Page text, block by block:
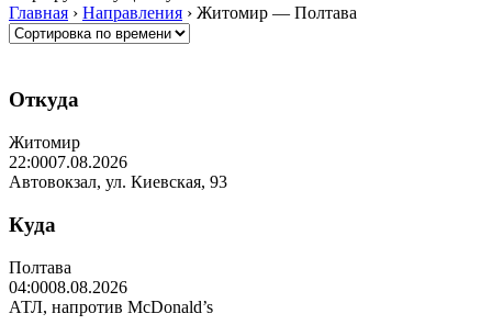
Главная › Направления › Житомир — Полтава
Откуда
Житомир
22:0007.08.2026
Автовокзал, ул. Киевская, 93
Куда
Полтава
04:0008.08.2026
АТЛ, напротив McDonald’s